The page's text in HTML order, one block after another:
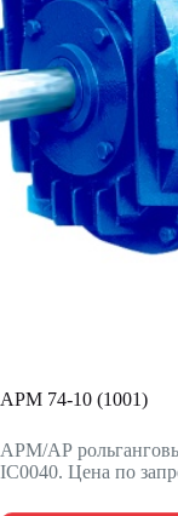
APM 74-10 (1001)
АРМ/АР
IC0040. Цена по